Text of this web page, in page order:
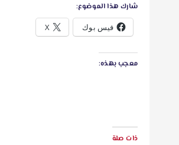
شارك هذا الموضوع:
فيس بوك X
معجب بهذه:
ذات صلة